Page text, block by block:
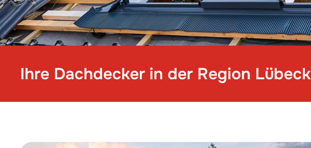
Ihre Dachdecker in der Region Lübeck